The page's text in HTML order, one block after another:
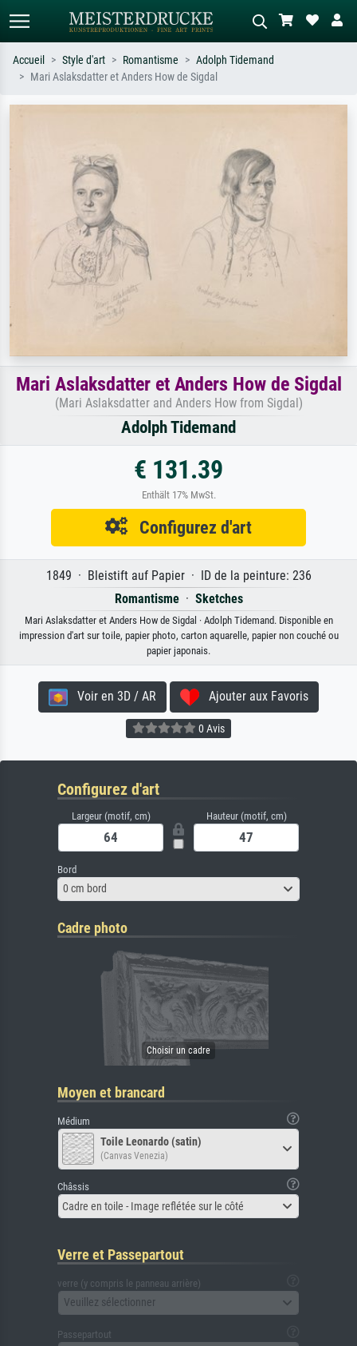
nu.
tableau sombre, nu debout près d'un
arbre.
Accueil Style d'art Romantisme
Adolph Tidemand
Mari Aslaksdatter et Anders How de Sigdal
Mari Aslaksdatter et Anders How de Sigdal
(Mari Aslaksdatter and Anders How from Sigdal)
Adolph Tidemand
€ 131.39
Enthält 17% MwSt.
Configurez d'art
1849 · Bleistift auf Papier · ID de la peinture: 236
Romantisme· Sketches
Mari Aslaksdatter et Anders How de Sigdal · Adolph Tidemand. Disponible en
impression d'art sur toile, papier photo, carton aquarelle, papier non couché ou
papier japonais.
Voir en 3D / AR Ajouter aux Favoris
0 Avis
Configurez d'art
Largeur (motif, cm) Hauteur (motif, cm)
Bord
0 cm bord
Cadre photo
Moyen et brancard
Médium
Toile Leonardo (satin)
(Canvas Venezia)
Châssis
Cadre en toile - Image reflétée sur le côté
Verre et Passepartout
verre (y compris le panneau arrière)
Veuillez sélectionner
Passepartout